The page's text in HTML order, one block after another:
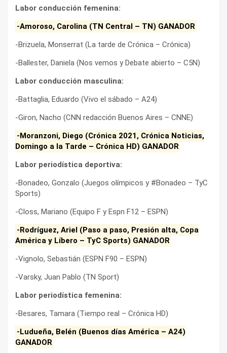
Labor conducción femenina:
-Amoroso, Carolina (TN Central – TN) GANADOR
-Brizuela, Monserrat (La tarde de Crónica – Crónica)
-Ballester, Daniela (Nos vemos y Debate abierto – C5N)
Labor conducción masculina:
-Battaglia, Eduardo (Vivo el sábado – A24)
-Giron, Nacho (CNN redacción Buenos Aires – CNNE)
-Moranzoni, Diego (Crónica 2021, Crónica Noticias,
Domingo a la Tarde – Crónica HD) GANADOR
Labor periodística deportiva:
-Bonadeo, Gonzalo (Juegos olímpicos y #Bonadeo – TyC
Sports)
-Closs, Mariano (Equipo F y Espn F12 – ESPN)
-Rodríguez, Ariel (Paso a paso, Presión alta, Copa
América y Líbero – TyC Sports) GANADOR
-Vignolo, Sebastián (ESPN F90 – ESPN)
-Varsky, Juan Pablo (TN Sport)
Labor periodística femenina:
-Besares, Tamara (Tiempo real – Crónica HD)
-Ludueña, Belén (Buenos días América – A24)
GANADOR